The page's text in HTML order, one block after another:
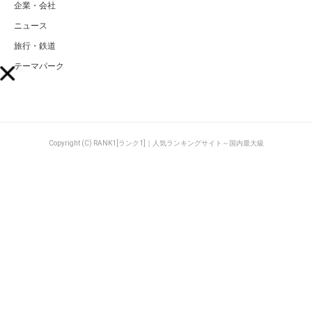
企業・会社
ニュース
旅行・鉄道
テーマパーク
Copyright (C) RANK1[ランク1]｜人気ランキングサイト～国内最大級